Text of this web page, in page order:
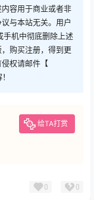
容用于商业或者非
与本站无关。用户
手机中彻底删除上述
购买注册，得到更
权请邮件【
给TA打赏
0 0